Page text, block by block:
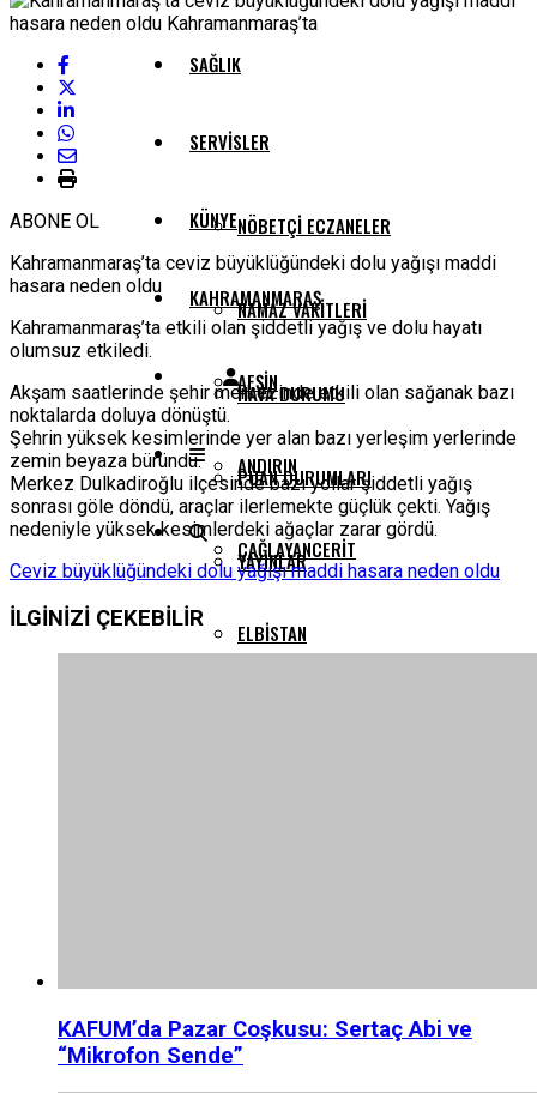
SAĞLIK
SERVISLER
NÖBETÇI ECZANELER
NAMAZ VAKITLERI
HAVA DURUMU
PUAN DURUMLARI
YAYINLAR
KÜNYE
KAHRAMANMARAŞ
AFŞIN
ANDIRIN
ÇAĞLAYANCERIT
ELBISTAN
ABONE OL
Kahramanmaraş’ta ceviz büyüklüğündeki dolu yağışı maddi
hasara neden oldu
Kahramanmaraş’ta etkili olan şiddetli yağış ve dolu hayatı
olumsuz etkiledi.
Akşam saatlerinde şehir merkezinde etkili olan sağanak bazı
noktalarda doluya dönüştü.
Şehrin yüksek kesimlerinde yer alan bazı yerleşim yerlerinde
zemin beyaza büründü.
Merkez Dulkadiroğlu ilçesinde bazı yollar şiddetli yağış
sonrası göle döndü, araçlar ilerlemekte güçlük çekti. Yağış
nedeniyle yüksek kesimlerdeki ağaçlar zarar gördü.
Ceviz büyüklüğündeki dolu yağışı maddi hasara neden oldu
İLGİNİZİ ÇEKEBİLİR
KAFUM’da Pazar Coşkusu: Sertaç Abi ve
“Mikrofon Sende”